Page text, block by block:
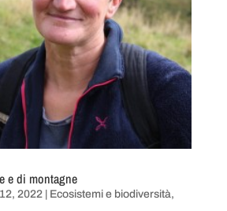
e di montagne
2022| Ecosistemi e biodiversità,